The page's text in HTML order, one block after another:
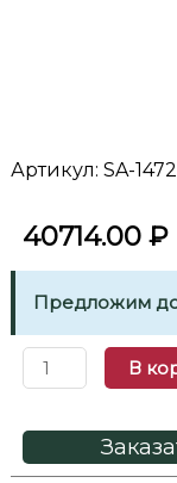
Артикул: SA-1472
40714.00 ₽
Предложим
В